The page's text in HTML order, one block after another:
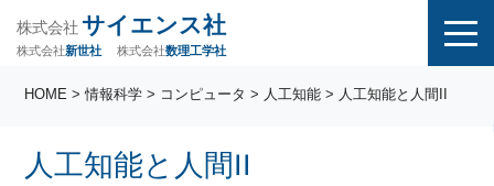
株式会社 サイエンス社
株式会社新世社 株式会社数理工学社
人工知能と人間II
HOME >情報科学 > コンピュータ > 人工知能 > 人工知能と人間II